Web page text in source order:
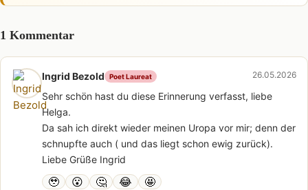
1 Kommentar
Ingrid Bezold Poet Laureat 26.05.2026
Sehr schön hast du diese Erinnerung verfasst, liebe
Helga.
Da sah ich direkt wieder meinen Uropa vor mir; denn der
schnupfte auch ( und das liegt schon ewig zurück).
Liebe Grüße Ingrid
🥹 😮 🤔 😂 🤩